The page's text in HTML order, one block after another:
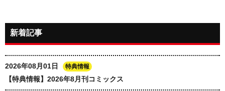
新着記事
2026年08月01日 特典情報
【特典情報】2026年8月刊コミックス